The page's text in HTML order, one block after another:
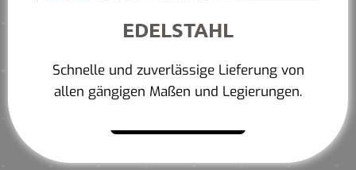
EDELSTAHL
Schnelle und zuverlässige Lieferung von
allen gängigen Maßen und Legierungen.